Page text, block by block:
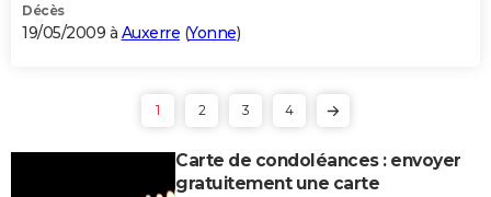
Décès
19/05/2009 à Auxerre (Yonne)
1 2 3 4
Carte de condoléances : envoyer
gratuitement une carte